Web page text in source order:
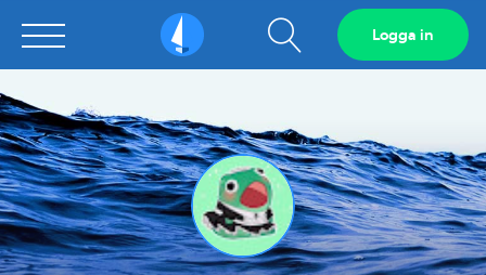
Sailarena Visa
sökfält
Logga in